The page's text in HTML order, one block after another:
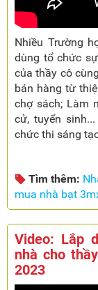
Nhiều Trường
dùng tổ chức
của thầy cô
bán hàng từ
chợ sách; Làm
cử, tuyển
chức thi sáng
Tìm thêm:
mua nhà bạt
Video: Lắp
nhà cho
2023